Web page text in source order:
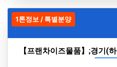
1톤정보 / 특별분양
【프랜차이즈물품】;경기(